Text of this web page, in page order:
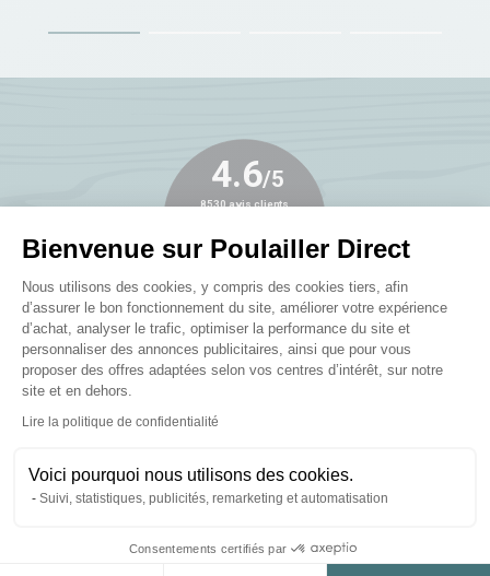
Bienvenue sur Poulailler Direct
Plateforme de Gestion du
Nous utilisons des cookies, y compris des cookies tiers, afin
d’assurer le bon fonctionnement du site, améliorer votre expérience
d’achat, analyser le trafic, optimiser la performance du site et
personnaliser des annonces publicitaires, ainsi que pour vous
proposer des offres adaptées selon vos centres d’intérêt, sur notre
site et en dehors.
Lire la politique de confidentialité
Voici pourquoi nous utilisons des cookies.
Suivi, statistiques, publicités, remarketing et automatisation
Consentements certifiés par
Axeptio consent
Publié le 05/08/2026
Tres facile d utilisation